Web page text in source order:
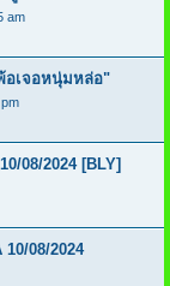
am
พ้อเจอหนุ่มหล่อ"
08/2024 [BLY]
08/2024